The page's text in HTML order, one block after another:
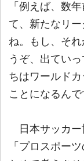
「例えば、数
て、新たなリ
ね。もし、そ
うぞ、出てい
ちはワールド
ことになるんで
日本サッカー
「プロスポー